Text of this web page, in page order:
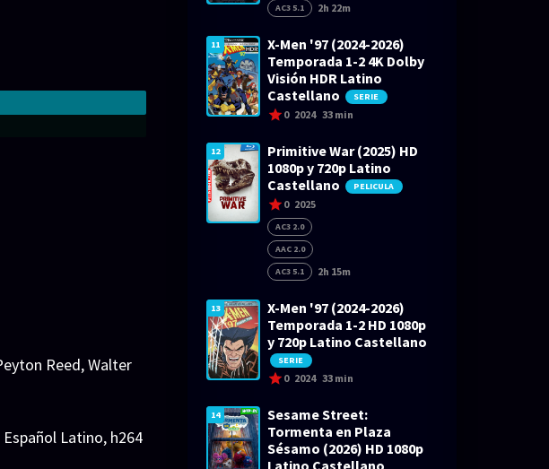
Reed,Walter
Español Latino, h264
AC3 5.1 2h 22m
11
X-Men '97 (2024-2026)
Temporada 1-2 4K Dolby
Visión HDR Latino
Castellano
SERIE
0 2024 33 min
12
Primitive War (2025) HD
1080p y 720p Latino
Castellano
PELICULA
0 2025
AC3 2.0
AAC 2.0
AC3 5.1
2h 15m
13
X-Men '97 (2024-2026)
Temporada 1-2 HD 1080p
y 720p Latino Castellano
SERIE
0 2024 33 min
14
Sesame Street:
Tormenta en Plaza
Sésamo (2026) HD 1080p
Latino Castellano